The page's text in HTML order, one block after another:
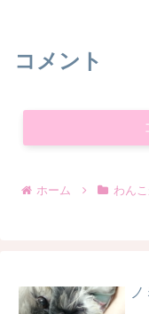
コメント
ホーム わん